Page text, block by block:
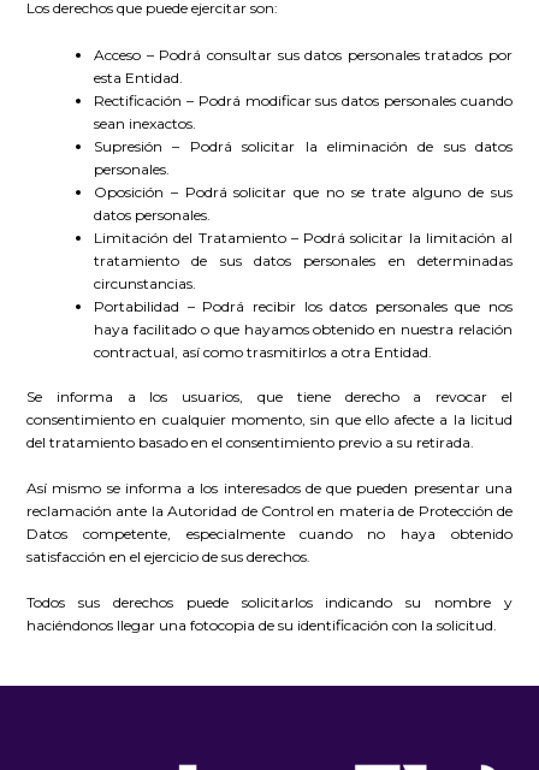
Los derechos que puede ejercitar son:
Acceso – Podrá consultar sus datos personales tratados por
esta Entidad.
Rectificación – Podrá modificar sus datos personales cuando
sean inexactos.
Supresión – Podrá solicitar la eliminación de sus datos
personales.
Oposición – Podrá solicitar que no se trate alguno de sus
datos personales.
Limitación del Tratamiento – Podrá solicitar la limitación al
tratamiento de sus datos personales en determinadas
circunstancias.
Portabilidad – Podrá recibir los datos personales que nos
haya facilitado o que hayamos obtenido en nuestra relación
contractual, así como trasmitirlos a otra Entidad.
Se informa a los usuarios, que tiene derecho a revocar el
consentimiento en cualquier momento, sin que ello afecte a la licitud
del tratamiento basado en el consentimiento previo a su retirada.
Así mismo se informa a los interesados de que pueden presentar una
reclamación ante la Autoridad de Control en materia de Protección de
Datos competente, especialmente cuando no haya obtenido
satisfacción en el ejercicio de sus derechos.
Todos sus derechos puede solicitarlos indicando su nombre y
haciéndonos llegar una fotocopia de su identificación con la solicitud.